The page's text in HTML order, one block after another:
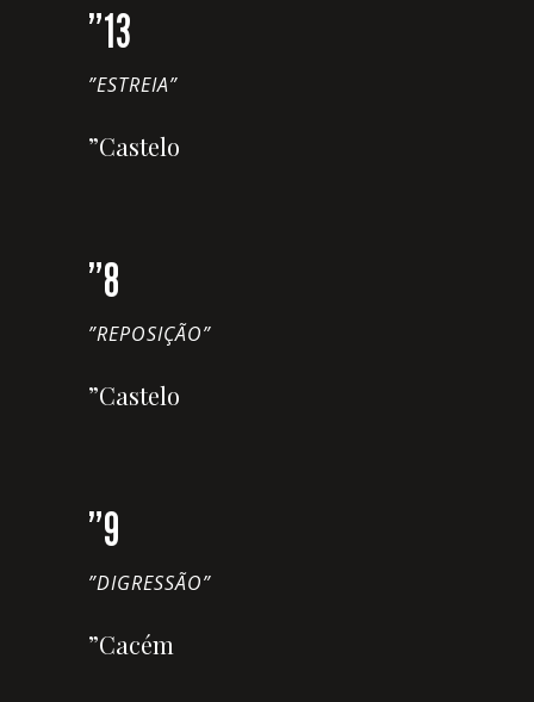
”13
”ESTREIA”
”Castelo
”8
”REPOSIÇÃO”
”Castelo
”9
”DIGRESSÃO”
”Cacém